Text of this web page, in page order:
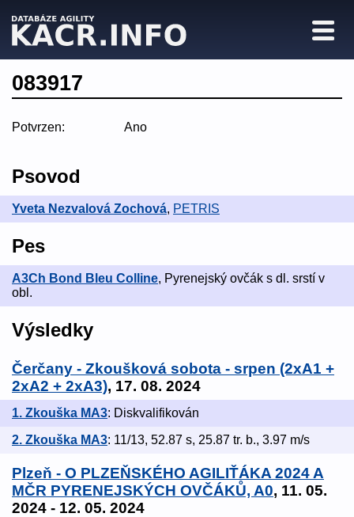
083917
Potvrzen: Ano
Psovod
Yveta Nezvalová Zochová, PETRIS
Pes
A3Ch Bond Bleu Colline, Pyrenejský ovčák s dl. srstí v
obl.
Výsledky
Čerčany - Zkoušková sobota - srpen (2xA1 +
2xA2 + 2xA3), 17. 08. 2024
1. Zkouška MA3: Diskvalifikován
2. Zkouška MA3: 11/13, 52.87 s, 25.87 tr. b., 3.97 m/s
Plzeň - O PLZEŇSKÉHO AGILIŤÁKA 2024 A
MČR PYRENEJSKÝCH OVČÁKŮ, A0, 11. 05.
2024 - 12. 05. 2024